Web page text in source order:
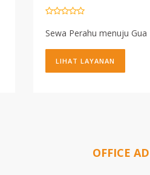
Sewa Perahu menuju Gua
LIHAT LAYANAN
OFFICE